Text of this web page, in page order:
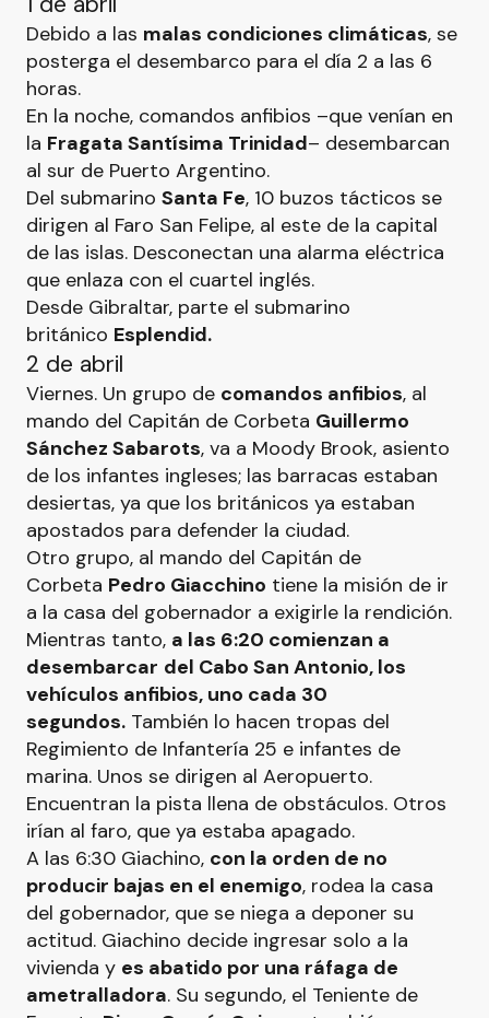
Debido a las malas condiciones climáticas, se
posterga el desembarco para el día 2 a las 6
horas.
En la noche, comandos anfibios –que venían en
la Fragata Santísima Trinidad– desembarcan
al sur de Puerto Argentino.
Del submarino Santa Fe, 10 buzos tácticos se
dirigen al Faro San Felipe, al este de la capital
de las islas. Desconectan una alarma eléctrica
que enlaza con el cuartel inglés.
Desde Gibraltar, parte el submarino
británico Esplendid.
2 de abril
Viernes. Un grupo de comandos anfibios, al
mando del Capitán de Corbeta Guillermo
Sánchez Sabarots, va a Moody Brook, asiento
de los infantes ingleses; las barracas estaban
desiertas, ya que los británicos ya estaban
apostados para defender la ciudad.
Otro grupo, al mando del Capitán de
Corbeta Pedro Giacchino tiene la misión de ir
a la casa del gobernador a exigirle la rendición.
Mientras tanto, a las 6:20 comienzan a
desembarcar del Cabo San Antonio, los
vehículos anfibios, uno cada 30
segundos. También lo hacen tropas del
Regimiento de Infantería 25 e infantes de
marina. Unos se dirigen al Aeropuerto.
Encuentran la pista llena de obstáculos. Otros
irían al faro, que ya estaba apagado.
A las 6:30 Giachino, con la orden de no
producir bajas en el enemigo, rodea la casa
del gobernador, que se niega a deponer su
actitud. Giachino decide ingresar solo a la
vivienda y es abatido por una ráfaga de
ametralladora. Su segundo, el Teniente de